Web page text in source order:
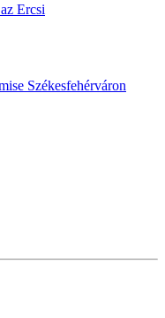
Ercsi
Székesfehérváron